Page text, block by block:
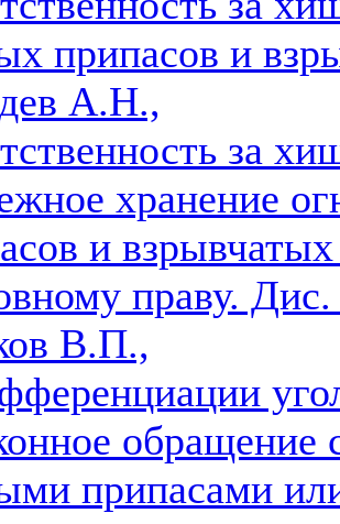
припасов и
А.Н.,
за
хранение
и
праву.
В.П.,
припасами